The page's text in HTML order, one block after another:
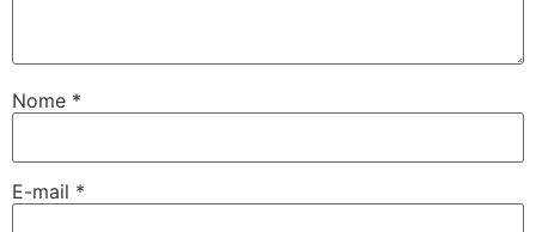
Nome *
E-mail *